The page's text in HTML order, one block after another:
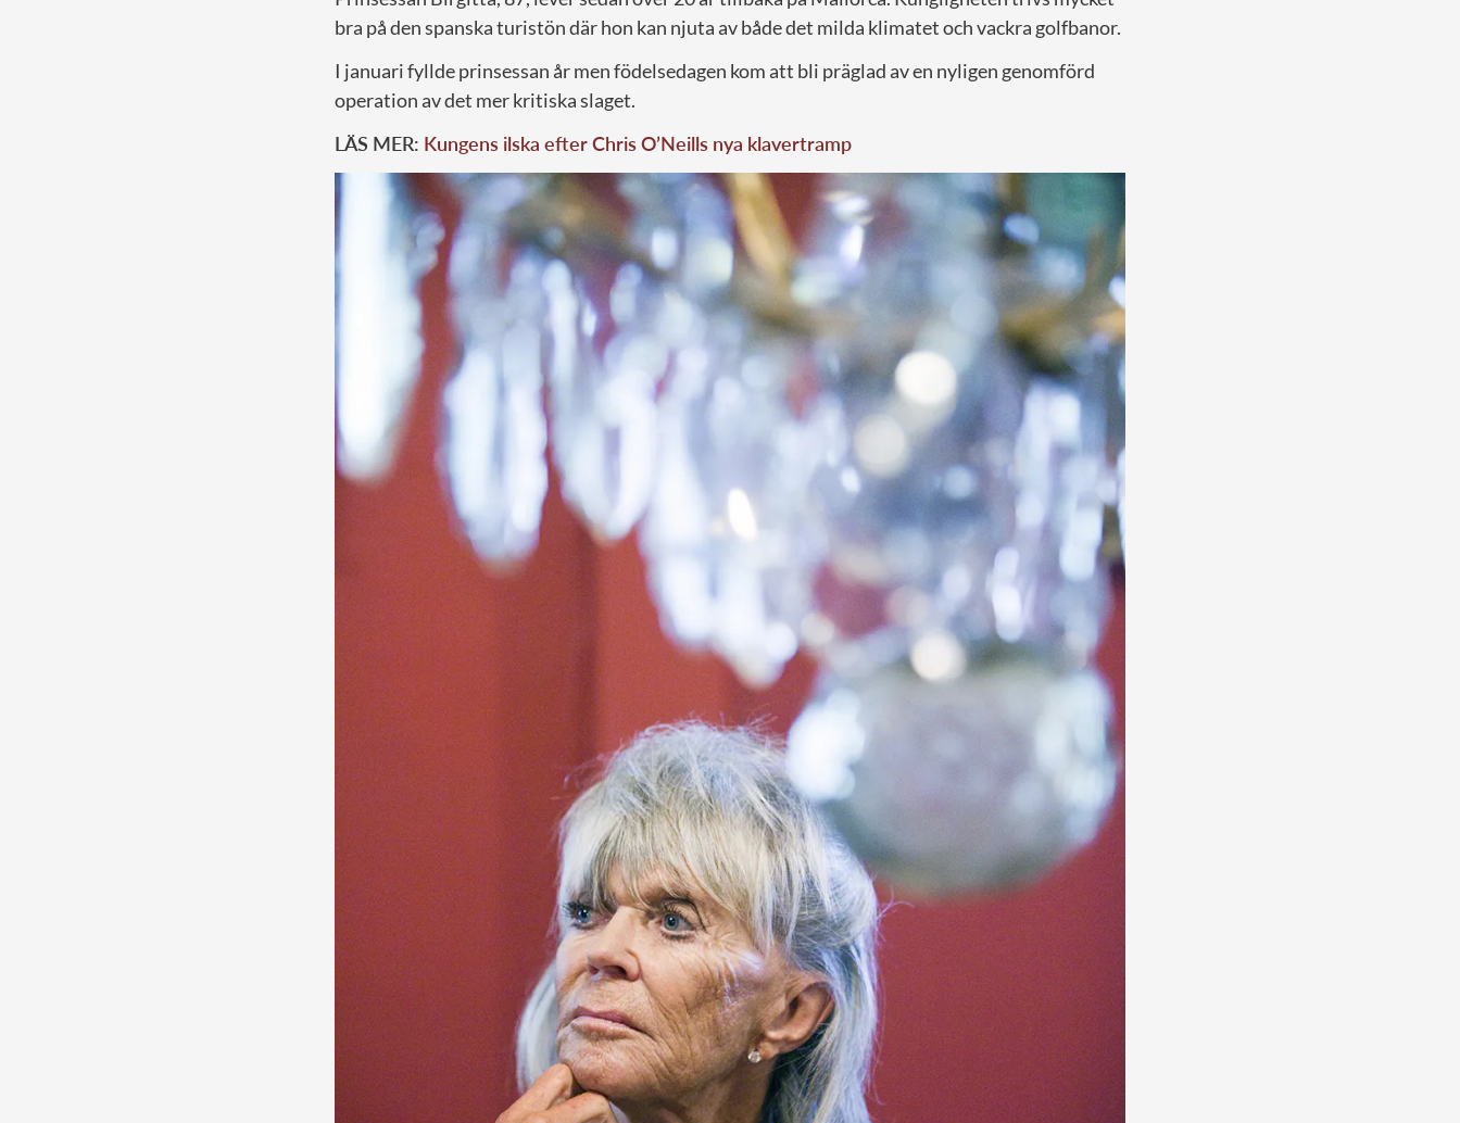
bra på den spanska turistön där hon kan njuta av både det milda klimatet och vackra golfbanor.
I januari fyllde prinsessan år men födelsedagen kom att bli präglad av en nyligen genomförd
operation av det mer kritiska slaget.
LÄS MER: Kungens ilska efter Chris O’Neills nya klavertramp